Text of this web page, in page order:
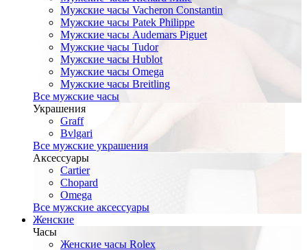
Мужские часы Vacheron Constantin
Мужские часы Patek Philippe
Мужские часы Audemars Piguet
Мужские часы Tudor
Мужские часы Hublot
Мужские часы Omega
Мужские часы Breitling
Все мужские часы
Украшения
Graff
Bvlgari
Все мужские украшения
Аксессуары
Cartier
Chopard
Omega
Все мужские аксессуары
Женские
Часы
Женские часы Rolex